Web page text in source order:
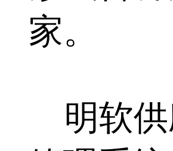
家。
明软供